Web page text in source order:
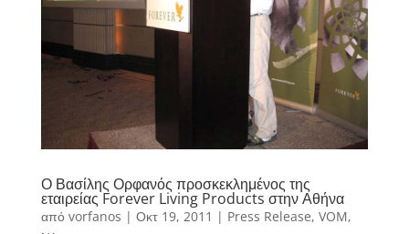
Ο Βασίλης Ορφανός προσκεκλημένος της
εταιρείας Forever Living Products στην Αθήνα
από vorfanos | Οκτ 19, 2011 | Press Release, VOM,